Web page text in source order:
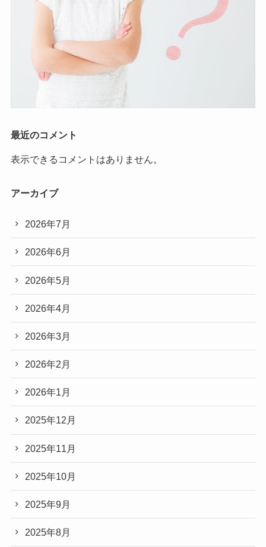
最近のコメント
表示できるコメントはありません。
アーカイブ
2026年7月
2026年6月
2026年5月
2026年4月
2026年3月
2026年2月
2026年1月
2025年12月
2025年11月
2025年10月
2025年9月
2025年8月